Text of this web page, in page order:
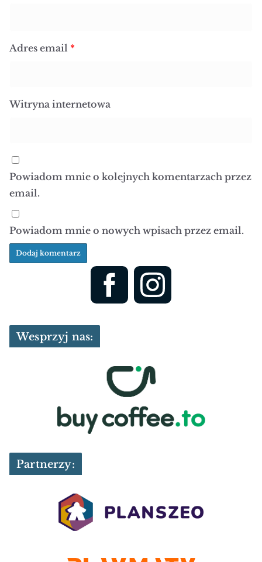
Adres email *
Witryna internetowa
Powiadom mnie o kolejnych komentarzach przez
email.
Powiadom mnie o nowych wpisach przez email.
Wesprzyj nas:
Partnerzy: